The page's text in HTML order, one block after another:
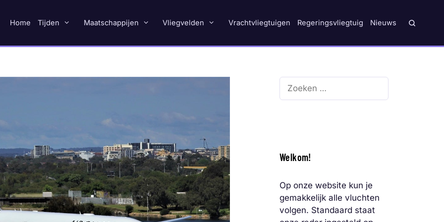
Home Tijden Maatschappijen Vliegvelden Vrachtvliegtuigen Regeringsvliegtuig Nieuws
Zoek
Welkom!
Op onze website kun je
gemakkelijk alle vluchten
volgen. Standaard staat